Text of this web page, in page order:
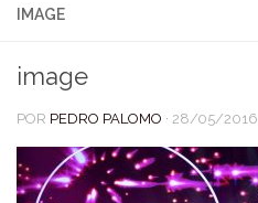
IMAGE
image
POR PEDRO PALOMO · 28/05/2016